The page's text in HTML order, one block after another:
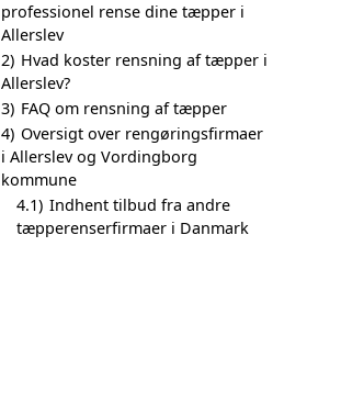
professionel rense dine tæpper i
Allerslev
2) Hvad koster rensning af tæpper i
Allerslev?
3) FAQ om rensning af tæpper
4) Oversigt over rengøringsfirmaer
i Allerslev og Vordingborg
kommune
4.1) Indhent tilbud fra andre
tæpperenserfirmaer i Danmark